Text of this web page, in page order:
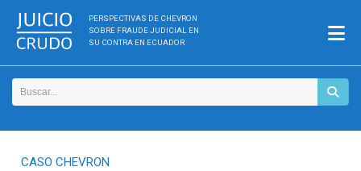
PERSPECTIVAS DE CHEVRON
SOBRE FRAUDE JUDICIAL EN
SU CONTRA EN ECUADOR
CASO CHEVRON